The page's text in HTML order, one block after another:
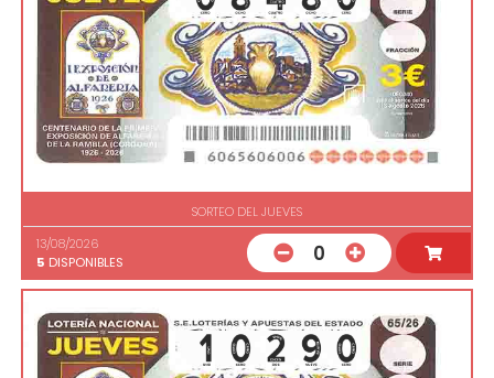
SORTEO DEL JUEVES
13/08/2026
5 DISPONIBLES 0